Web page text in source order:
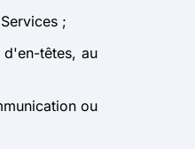
;
têtes, au
ou